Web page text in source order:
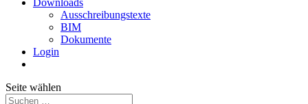
Downloads
Ausschreibungstexte
BIM
Dokumente
Login
Seite wählen